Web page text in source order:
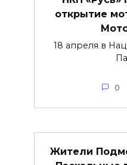
открытие
18 апреля в
0
Жители